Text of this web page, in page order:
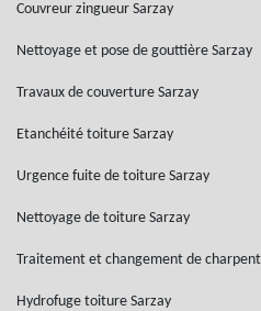
Couvreur zingueur Sarzay
Nettoyage et pose de gouttière Sarzay
Travaux de couverture Sarzay
Etanchéité toiture Sarzay
Urgence fuite de toiture Sarzay
Nettoyage de toiture Sarzay
Traitement et changement de
Hydrofuge toiture Sarzay